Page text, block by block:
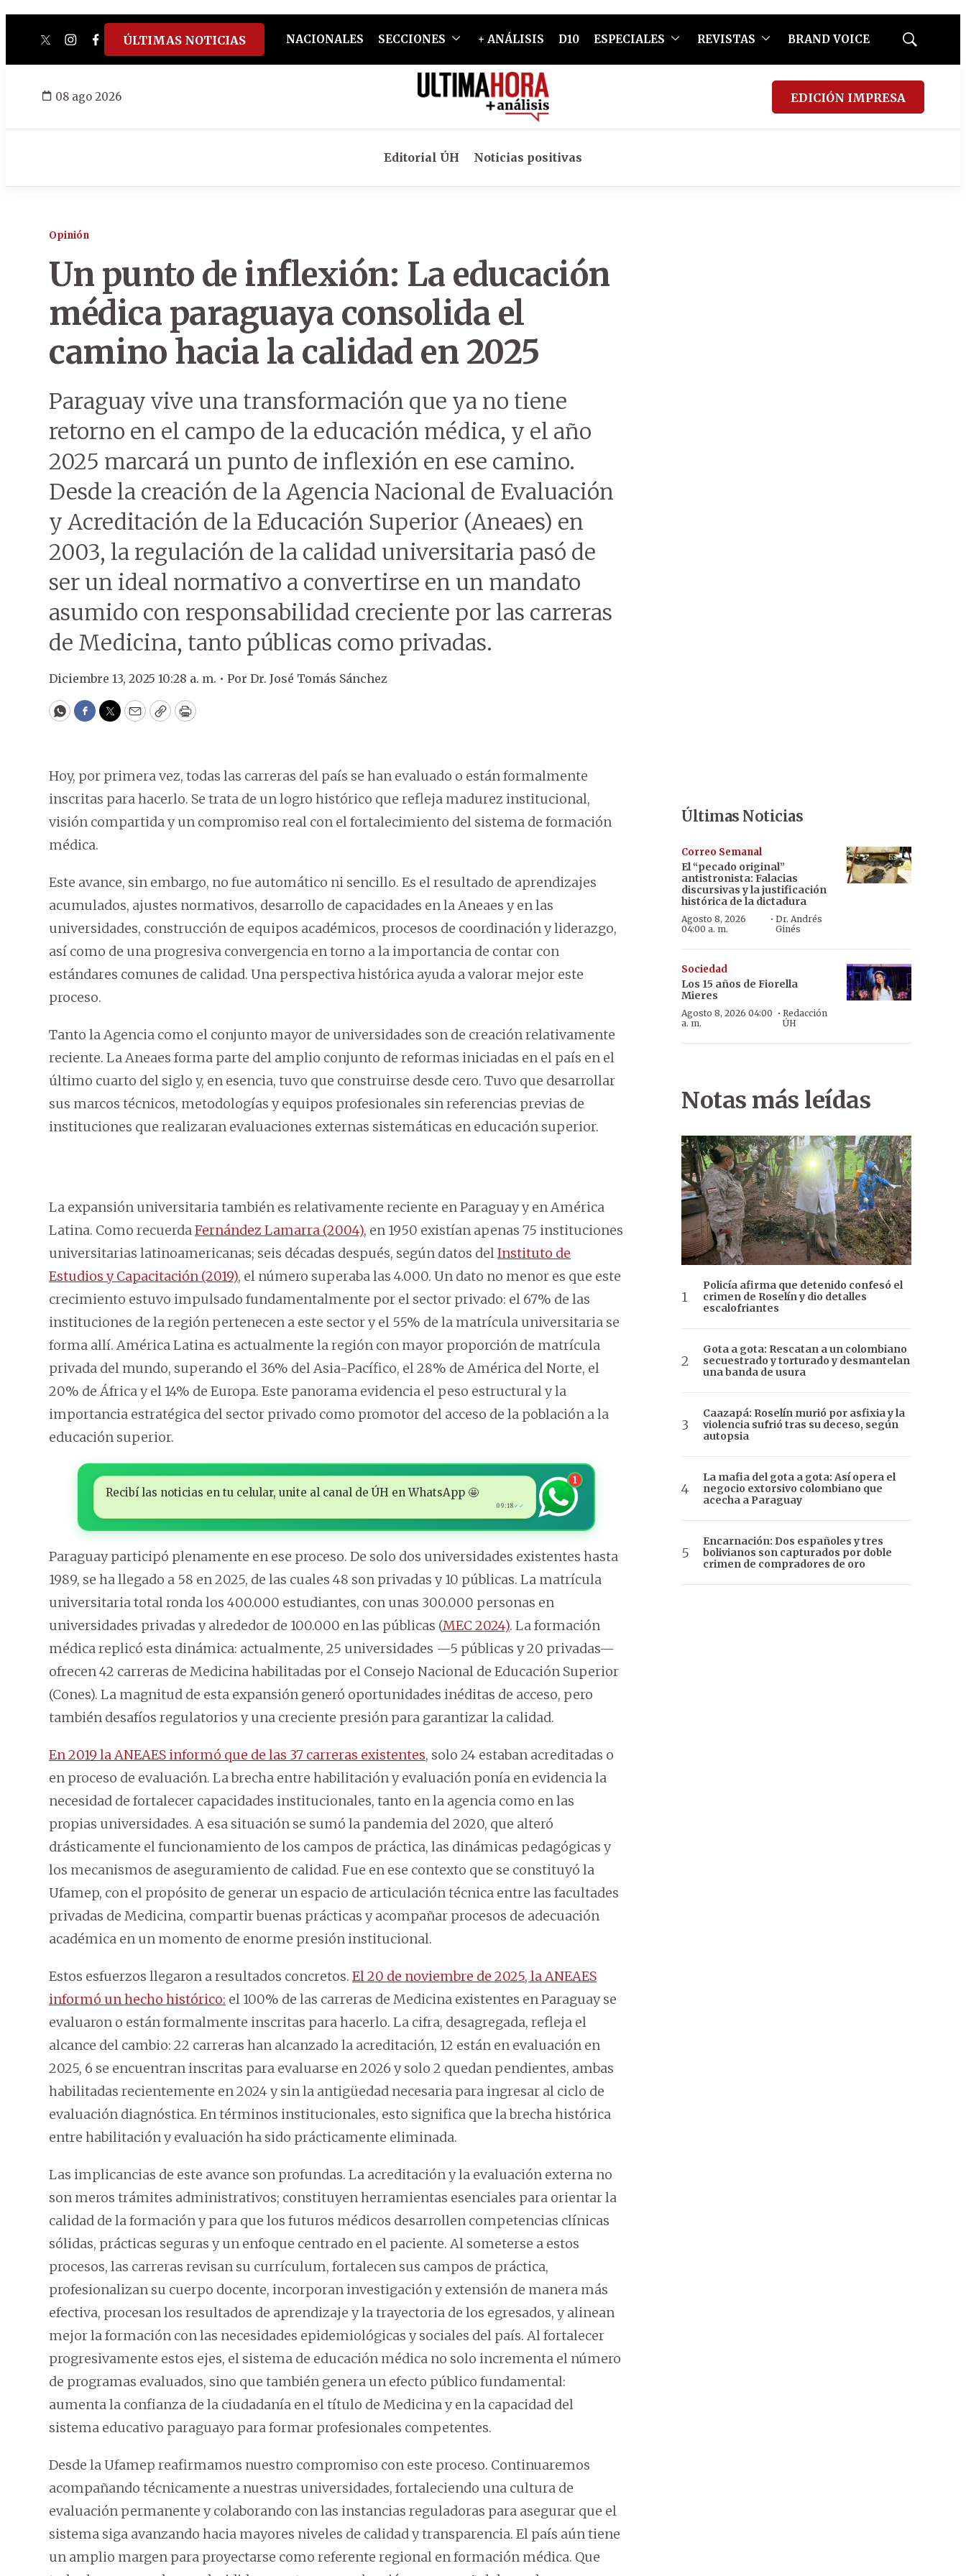
twitterinstagram
facebook
tiktokyoutube
spotify
ÚLTIMAS NOTICIAS NACIONALES SECCIONES + ANÁLISIS D10 ESPECIALES REVISTAS BRAND VOICE
Mostrar
08 ago 2026 EDICIÓN IMPRESA
Editorial ÚH Noticias positivas
Opinión
Un punto de inflexión: La educación
médica paraguaya consolida el
camino hacia la calidad en 2025
Paraguay vive una transformación que ya no tiene
retorno en el campo de la educación médica, y el año
2025 marcará un punto de inflexión en ese camino.
Desde la creación de la Agencia Nacional de Evaluación
y Acreditación de la Educación Superior (Aneaes) en
2003, la regulación de la calidad universitaria pasó de
ser un ideal normativo a convertirse en un mandato
asumido con responsabilidad creciente por las carreras
de Medicina, tanto públicas como privadas.
Diciembre 13, 2025 10:28 a. m. • Por Dr. José Tomás Sánchez
WhatsApp
Facebook
Twitter
EmailCopyPrint
Hoy, por primera vez, todas las carreras del país se han evaluado o están formalmente
inscritas para hacerlo. Se trata de un logro histórico que refleja madurez institucional,
visión compartida y un compromiso real con el fortalecimiento del sistema de formación
médica.
Este avance, sin embargo, no fue automático ni sencillo. Es el resultado de aprendizajes
acumulados, ajustes normativos, desarrollo de capacidades en la Aneaes y en las
universidades, construcción de equipos académicos, procesos de coordinación y liderazgo,
así como de una progresiva convergencia en torno a la importancia de contar con
estándares comunes de calidad. Una perspectiva histórica ayuda a valorar mejor este
proceso.
Tanto la Agencia como el conjunto mayor de universidades son de creación relativamente
reciente. La Aneaes forma parte del amplio conjunto de reformas iniciadas en el país en el
último cuarto del siglo y, en esencia, tuvo que construirse desde cero. Tuvo que desarrollar
sus marcos técnicos, metodologías y equipos profesionales sin referencias previas de
instituciones que realizaran evaluaciones externas sistemáticas en educación superior.
La expansión universitaria también es relativamente reciente en Paraguay y en América
Latina. Como recuerdaFernández Lamarra (2004), en 1950 existían apenas 75 instituciones
universitarias latinoamericanas; seis décadas después, según datos delInstituto de
Estudios y Capacitación (2019), el número superaba las 4.000. Un dato no menor es que este
crecimiento estuvo impulsado fundamentalmente por el sector privado: el 67% de las
instituciones de la región pertenecen a este sector y el 55% de la matrícula universitaria se
forma allí. América Latina es actualmente la región con mayor proporción de matrícula
privada del mundo, superando el 36% del Asia-Pacífico, el 28% de América del Norte, el
20% de África y el 14% de Europa. Este panorama evidencia el peso estructural y la
importancia estratégica del sector privado como promotor del acceso de la población a la
educación superior.
Recibí las noticias en tu celular, unite al canal de ÚH en WhatsApp 🤩
09:18 ✓✓
1
Paraguay participó plenamente en ese proceso. De solo dos universidades existentes hasta
1989, se ha llegado a 58 en 2025, de las cuales 48 son privadas y 10 públicas. La matrícula
universitaria total ronda los 400.000 estudiantes, con unas 300.000 personas en
universidades privadas y alrededor de 100.000 en las públicas (MEC 2024). La formación
médica replicó esta dinámica: actualmente, 25 universidades —5 públicas y 20 privadas—
ofrecen 42 carreras de Medicina habilitadas por el Consejo Nacional de Educación Superior
(Cones). La magnitud de esta expansión generó oportunidades inéditas de acceso, pero
también desafíos regulatorios y una creciente presión para garantizar la calidad.
En 2019 la ANEAES informó que de las 37 carreras existentes, solo 24 estaban acreditadas o
en proceso de evaluación. La brecha entre habilitación y evaluación ponía en evidencia la
necesidad de fortalecer capacidades institucionales, tanto en la agencia como en las
propias universidades. A esa situación se sumó la pandemia del 2020, que alteró
drásticamente el funcionamiento de los campos de práctica, las dinámicas pedagógicas y
los mecanismos de aseguramiento de calidad. Fue en ese contexto que se constituyó la
Ufamep, con el propósito de generar un espacio de articulación técnica entre las facultades
privadas de Medicina, compartir buenas prácticas y acompañar procesos de adecuación
académica en un momento de enorme presión institucional.
Estos esfuerzos llegaron a resultados concretos. El 20 de noviembre de 2025, la ANEAES
informó un hecho histórico: el 100% de las carreras de Medicina existentes en Paraguay se
evaluaron o están formalmente inscritas para hacerlo. La cifra, desagregada, refleja el
alcance del cambio: 22 carreras han alcanzado la acreditación, 12 están en evaluación en
2025, 6 se encuentran inscritas para evaluarse en 2026 y solo 2 quedan pendientes, ambas
habilitadas recientemente en 2024 y sin la antigüedad necesaria para ingresar al ciclo de
evaluación diagnóstica. En términos institucionales, esto significa que la brecha histórica
entre habilitación y evaluación ha sido prácticamente eliminada.
Las implicancias de este avance son profundas. La acreditación y la evaluación externa no
son meros trámites administrativos; constituyen herramientas esenciales para orientar la
calidad de la formación y para que los futuros médicos desarrollen competencias clínicas
sólidas, prácticas seguras y un enfoque centrado en el paciente. Al someterse a estos
procesos, las carreras revisan su currículum, fortalecen sus campos de práctica,
profesionalizan su cuerpo docente, incorporan investigación y extensión de manera más
efectiva, procesan los resultados de aprendizaje y la trayectoria de los egresados, y alinean
mejor la formación con las necesidades epidemiológicas y sociales del país. Al fortalecer
progresivamente estos ejes, el sistema de educación médica no solo incrementa el número
de programas evaluados, sino que también genera un efecto público fundamental:
aumenta la confianza de la ciudadanía en el título de Medicina y en la capacidad del
sistema educativo paraguayo para formar profesionales competentes.
Desde la Ufamep reafirmamos nuestro compromiso con este proceso. Continuaremos
acompañando técnicamente a nuestras universidades, fortaleciendo una cultura de
evaluación permanente y colaborando con las instancias reguladoras para asegurar que el
sistema siga avanzando hacia mayores niveles de calidad y transparencia. El país aún tiene
un amplio margen para proyectarse como referente regional en formación médica. Que
Últimas Noticias
Correo Semanal
El “pecado original”
antistronista: Falacias
discursivas y la justificación
histórica de la dictadura
Agosto 8, 2026
04:00 a. m.
·Dr. Andrés
Ginés
Sociedad
Los 15 años de Fiorella
Mieres
Agosto 8, 2026 04:00
a. m.
· Redacción
ÚH
Notas más leídas
Policía afirma que detenido confesó el
crimen de Roselín y dio detalles
escalofriantes
Gota a gota: Rescatan a un colombiano
secuestrado y torturado y desmantelan
una banda de usura
Caazapá: Roselín murió por asfixia y la
violencia sufrió tras su deceso, según
autopsia
La mafia del gota a gota: Así opera el
negocio extorsivo colombiano que
acecha a Paraguay
Encarnación: Dos españoles y tres
bolivianos son capturados por doble
crimen de compradores de oro